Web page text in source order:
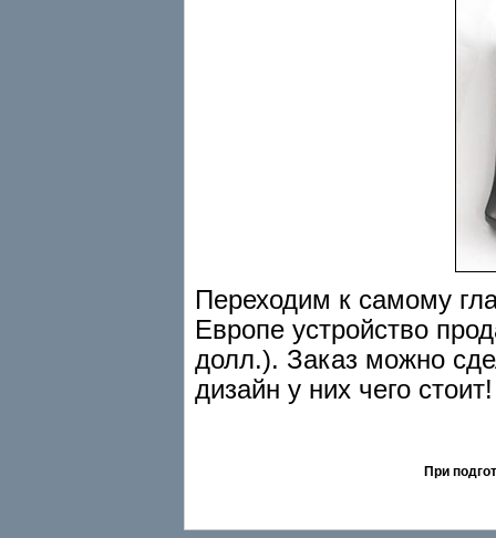
Переходим к самому
Европе устройство
долл.). Заказ можно
дизайн у них чего
При